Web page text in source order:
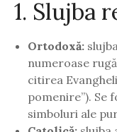
1. Slujba
Ortodoxă:
numeroase
citirea
pomenire”). Se
simboluri ale